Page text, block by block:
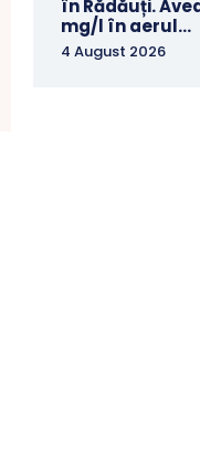
în Rădăuți.
mg/l în aerul...
4 August 2026